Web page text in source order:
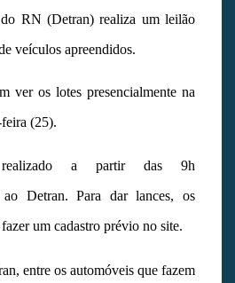
RN (Detran) realiza um leilão
veículos apreendidos.
ver os lotes presencialmente na
(25).
a partir das 9h
Detran. Para dar lances, os
um cadastro prévio no site.
entre os automóveis que fazem